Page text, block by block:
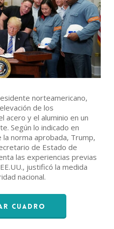
norteamericano,
de los
acero y el aluminio en un
Según lo indicado en
norma aprobada, Trump,
de Estado de
las experiencias previas
justificó la medida
nacional.
Cuadro